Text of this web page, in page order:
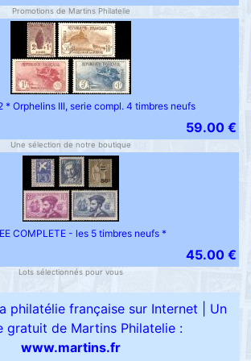
Promotions de Martins Philatelie
* Orphelins III, serie compl. 4 timbres neufs
59.00 €
Une sélection de notre boutique
COMPLETE - les 5 timbres neufs *
45.00 €
Lots sélectionnés pour vous
philatélie française sur Internet
Un
gratuit de Martins Philatelie :
www.martins.fr